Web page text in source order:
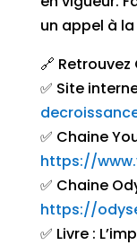
un appel à
🔗
✅ Site
✅ Chaine
https://
✅ Chaine
https://
✅ Livre :